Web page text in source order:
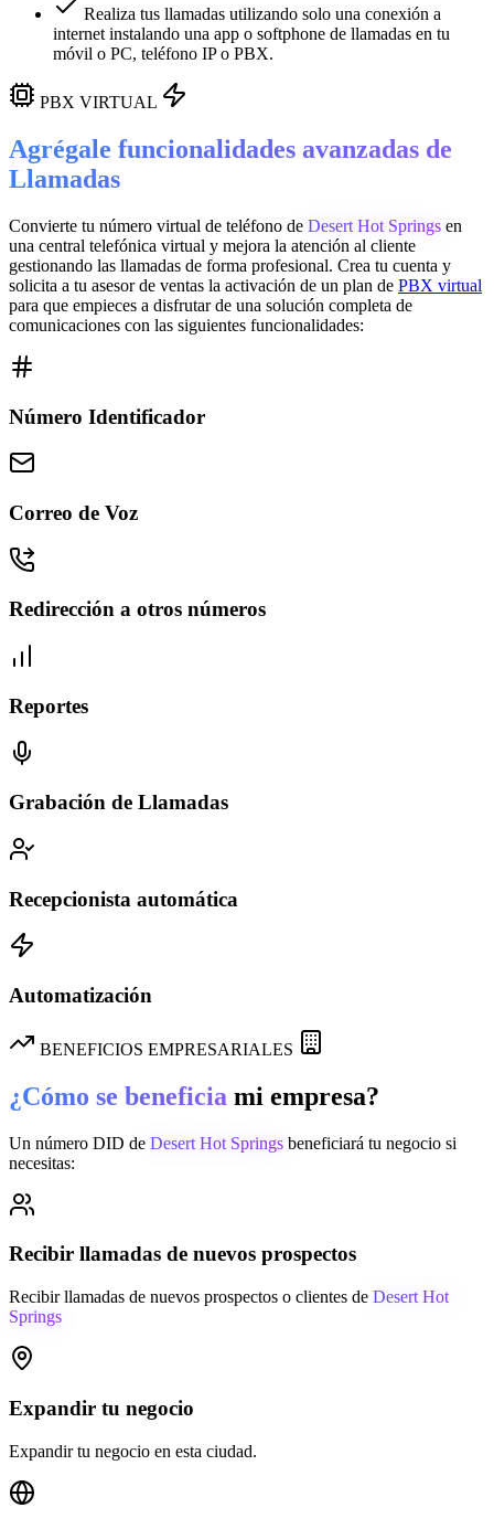
Realiza tus llamadas utilizando solo una conexión a
internet instalando una app o softphone de llamadas en tu
móvil o PC, teléfono IP o PBX.
PBX VIRTUAL
Agrégale funcionalidades avanzadas de
Llamadas
Convierte tu número virtual de teléfono de Desert Hot Springs en
una central telefónica virtual y mejora la atención al cliente
gestionando las llamadas de forma profesional. Crea tu cuenta y
solicita a tu asesor de ventas la activación de un plan de PBX virtual
para que empieces a disfrutar de una solución completa de
comunicaciones con las siguientes funcionalidades:
Número Identificador
Correo de Voz
Redirección a otros números
Reportes
Grabación de Llamadas
Recepcionista automática
Automatización
BENEFICIOS EMPRESARIALES
¿Cómo se beneficia mi empresa?
Un número DID de Desert Hot Springs beneficiará tu negocio si
necesitas:
Recibir llamadas de nuevos prospectos
Recibir llamadas de nuevos prospectos o clientes de Desert Hot
Springs
Expandir tu negocio
Expandir tu negocio en esta ciudad.